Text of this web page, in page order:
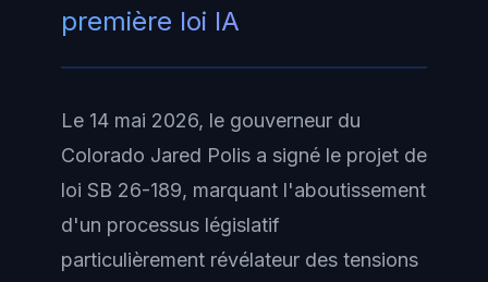
première loi IA
Le 14 mai 2026, le gouverneur du
Colorado Jared Polis a signé le projet de
loi SB 26-189, marquant l'aboutissement
d'un processus législatif
particulièrement révélateur des tensions